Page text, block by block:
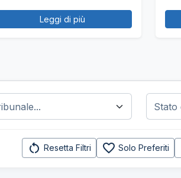
Leggi di più
restart_alt Resetta Filtri favorite_border Solo Preferiti